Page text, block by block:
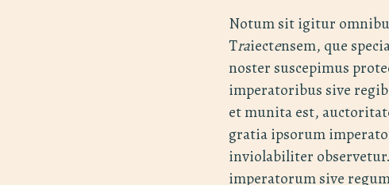
Notum sit igitur
Traiectensem, que
noster suscepimus
imperatoribus sive
et munita est,
gratia ipsorum
inviolabiliter
imperatorum sive